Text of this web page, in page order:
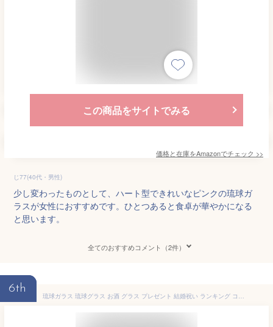
この商品をサイトでみる
価格と在庫をAmazonでチェック >>
じ77(40代・男性)
少し変わったものとして、ハート型できれいなピンクの琉球ガ
ラスが女性におすすめです。ひとつあると食卓が華やかになる
と思います。
全てのおすすめコメント（2件）
6th
琉球ガラス 琉球グラス お酒 グラス プレゼント 結婚祝い ランキング コップ ガラスコップ 焼酎 焼酎グラス 琉球 引き出物 結婚式 誕生日プレゼント 沖縄 沖縄ガラス 梅酒 酒 泡盛 かわいい おしゃれ ギフト【美ら海タルグラス】